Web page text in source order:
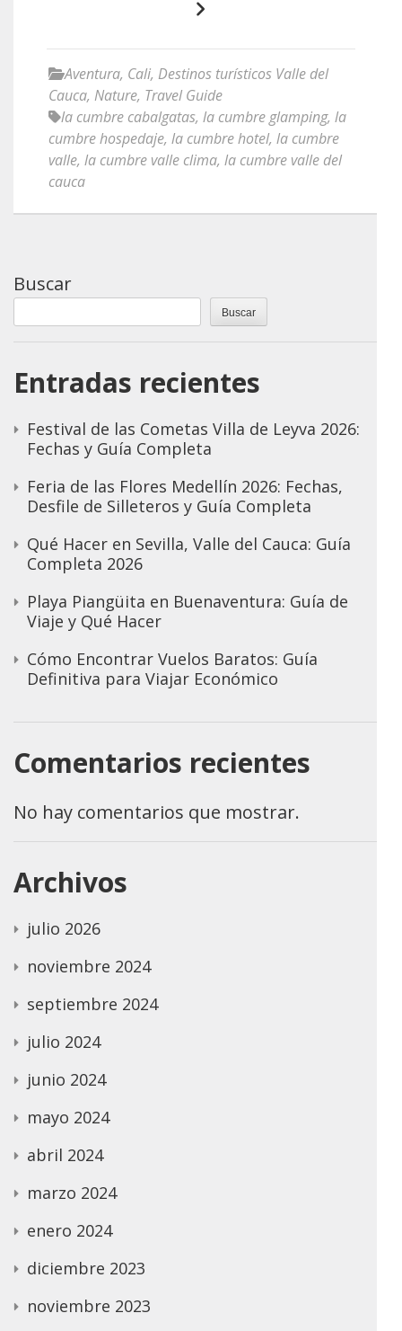
Aventura, Cali, Destinos turísticos Valle del
Cauca, Nature, Travel Guide
la cumbre cabalgatas, la cumbre glamping, la
cumbre hospedaje, la cumbre hotel, la cumbre
valle, la cumbre valle clima, la cumbre valle del
cauca
Buscar
Buscar
Entradas recientes
Festival de las Cometas Villa de Leyva 2026:
Fechas y Guía Completa
Feria de las Flores Medellín 2026: Fechas,
Desfile de Silleteros y Guía Completa
Qué Hacer en Sevilla, Valle del Cauca: Guía
Completa 2026
Playa Piangüita en Buenaventura: Guía de
Viaje y Qué Hacer
Cómo Encontrar Vuelos Baratos: Guía
Definitiva para Viajar Económico
Comentarios recientes
No hay comentarios que mostrar.
Archivos
julio 2026
noviembre 2024
septiembre 2024
julio 2024
junio 2024
mayo 2024
abril 2024
marzo 2024
enero 2024
diciembre 2023
noviembre 2023